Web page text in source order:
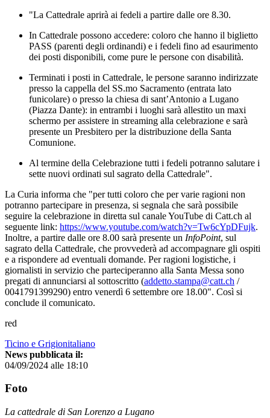
"La Cattedrale aprirà ai fedeli a partire dalle ore 8.30.
In Cattedrale possono accedere: coloro che hanno il biglietto
PASS (parenti degli ordinandi) e i fedeli fino ad esaurimento
dei posti disponibili, come pure le persone con disabilità.
Terminati i posti in Cattedrale, le persone saranno indirizzate
presso la cappella del SS.mo Sacramento (entrata lato
funicolare) o presso la chiesa di sant’Antonio a Lugano
(Piazza Dante): in entrambi i luoghi sarà allestito un maxi
schermo per assistere in streaming alla celebrazione e sarà
presente un Presbitero per la distribuzione della Santa
Comunione.
Al termine della Celebrazione tutti i fedeli potranno salutare i
sette nuovi ordinati sul sagrato della Cattedrale".
La Curia informa che "per tutti coloro che per varie ragioni non
potranno partecipare in presenza, si segnala che sarà possibile
seguire la celebrazione in diretta sul canale YouTube di Catt.ch al
seguente link: https://www.youtube.com/watch?v=Tw6cYpDFujk.
Inoltre, a partire dalle ore 8.00 sarà presente un InfoPoint, sul
sagrato della Cattedrale, che provvederà ad accompagnare gli ospiti
e a rispondere ad eventuali domande. Per ragioni logistiche, i
giornalisti in servizio che parteciperanno alla Santa Messa sono
pregati di annunciarsi al sottoscritto (addetto.stampa@catt.ch /
0041791399290) entro venerdì 6 settembre ore 18.00". Così si
conclude il comunicato.
red
Ticino e Grigionitaliano
News pubblicata il:
04/09/2024 alle 18:10
Foto
La cattedrale di San Lorenzo a Lugano